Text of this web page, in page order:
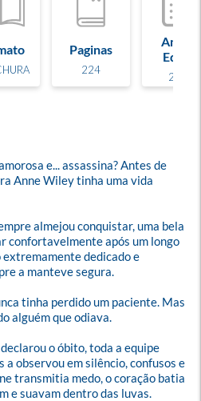
Paginas
224
Ano de
Edição
2024
e... assassina? Antes de
Anne Wiley tinha uma vida
almejou conquistar, uma bela
confortavelmente após um longo
dedicado e
a manteve segura.
tinha perdido um paciente. Mas
alguém que odiava.
o óbito, toda a equipe
a observou em silêncio, confusos e
transmitia medo, o coração batia
e suavam dentro das luvas.